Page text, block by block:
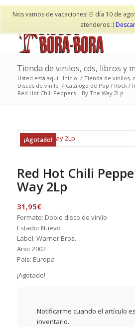
Nos vamos de vacaciones! El día 10 de
atenderos :)
Mi cuenta
Tienda de vinilos, cds, libros y
Usted está aquí: Inicio / Tienda de vinilos,
Discos de vinilo / Catálogo de Pop / Rock /
Red Hot Chili Peppers – By The Way 2Lp
¡Agotado!
Red Hot Chili
Way 2Lp
31,95€
Formato: Doble disco de vinilo
Estado: Nuevo
Label: Warner Bros.
Año: 2002
País: Europa
¡Agotado!
Notificarme cuando el artículo
inventario.